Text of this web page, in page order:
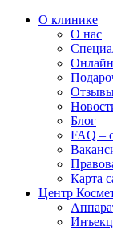
О клинике
О нас
Блог
FAQ –
Карта
Центр